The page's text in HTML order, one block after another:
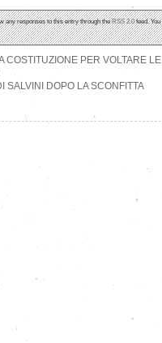
any responses to this entry through theRSS 2.0feed. You
COSTITUZIONE PER VOLTARE LE
SALVINI DOPO LA SCONFITTA